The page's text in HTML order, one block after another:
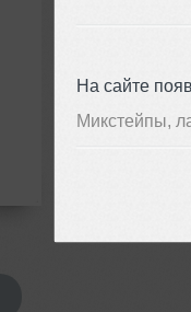
На сайте
Микстейпы,